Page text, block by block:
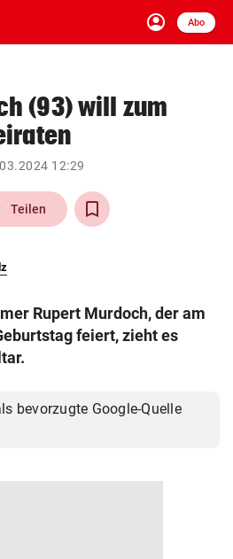
account_circle
Anmelden
Abo
close Schließen
arrow_right
& Co KG 2026
(93) will zum
12:29
Teilen
Rupert Murdoch, der am
feiert, zieht es
bevorzugte Google-Quelle